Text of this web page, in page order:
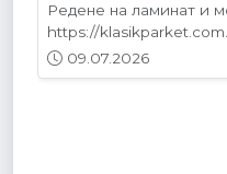
Вратите се предлагат
размери: 87х204см.
01.05.2026